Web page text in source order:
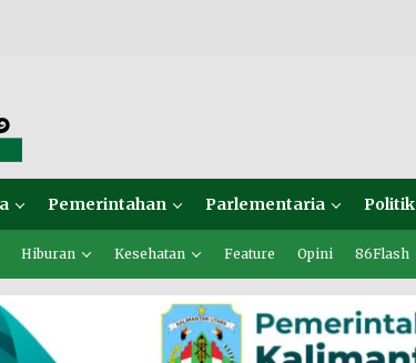
Pemerintahan Parlementaria Politik
Hiburan Kesehatan Feature Opini 86Flash